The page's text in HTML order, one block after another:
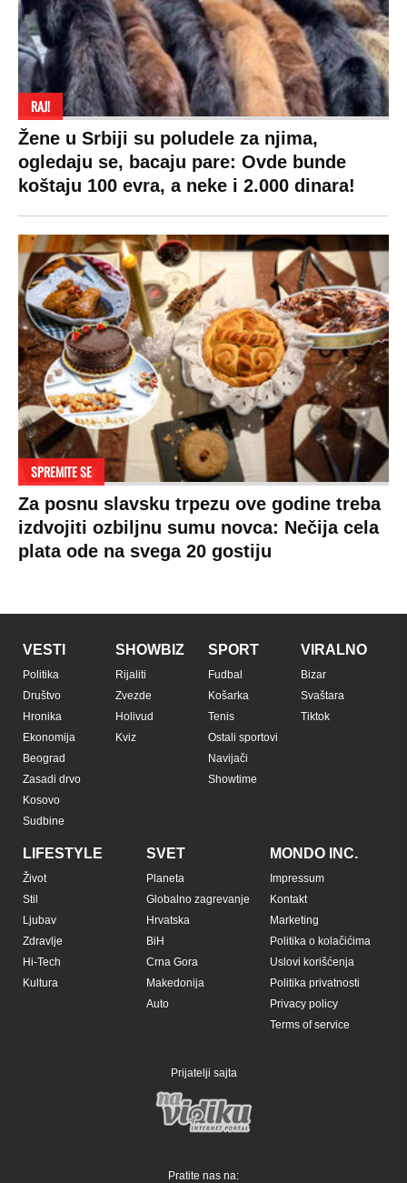
RAJ!
Žene u Srbiji su poludele za njima,
ogledaju se, bacaju pare: Ovde bunde
koštaju 100 evra, a neke i 2.000 dinara!
SPREMITE SE
Za posnu slavsku trpezu ove godine treba
izdvojiti ozbiljnu sumu novca: Nečija cela
plata ode na svega 20 gostiju
VESTI
Politika
Društvo
Hronika
Ekonomija
Beograd
Zasadi drvo
Kosovo
Sudbine
SHOWBIZ
Rijaliti
Zvezde
Holivud
Kviz
SPORT
Fudbal
Košarka
Tenis
Ostali sportovi
Navijači
Showtime
VIRALNO
Bizar
Svaštara
Tiktok
LIFESTYLE
Život
Stil
Ljubav
Zdravlje
Hi-Tech
Kultura
SVET
Planeta
Globalno zagrevanje
Hrvatska
BiH
Crna Gora
Makedonija
Auto
MONDO INC.
Impressum
Kontakt
Marketing
Politika o kolačićima
Uslovi korišćenja
Politika privatnosti
Privacy policy
Terms of service
Prijatelji sajta
Pratite nas na: